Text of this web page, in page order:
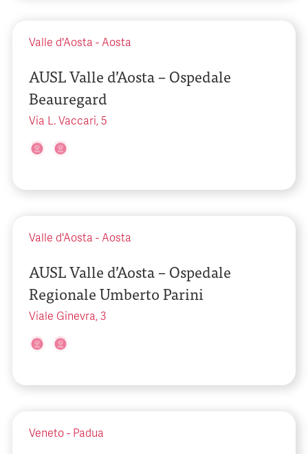
Valle d'Aosta - Aosta
AUSL Valle d’Aosta – Ospedale
Beauregard
Via L. Vaccari, 5
Valle d'Aosta - Aosta
AUSL Valle d’Aosta – Ospedale
Regionale Umberto Parini
Viale Ginevra, 3
Veneto - Padua